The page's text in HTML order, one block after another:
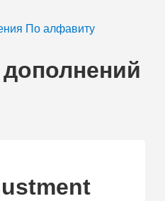
По алфавиту